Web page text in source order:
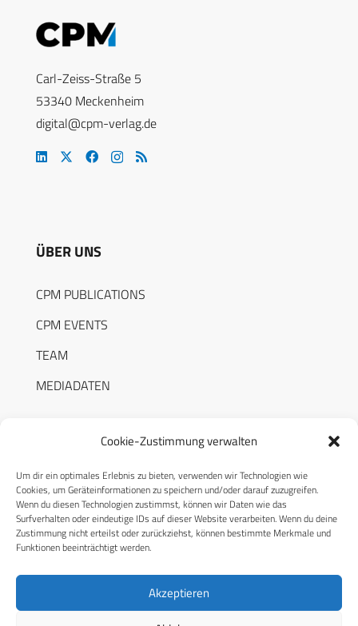
Cookie-Zustimmung verwalten
Um dir ein optimales Erlebnis zu bieten, verwenden wir Technologien wie
Cookies, um Geräteinformationen zu speichern und/oder darauf zuzugreifen.
Wenn du diesen Technologien zustimmst, können wir Daten wie das
Surfverhalten oder eindeutige IDs auf dieser Website verarbeiten. Wenn du deine
Zustimmung nicht erteilst oder zurückziehst, können bestimmte Merkmale und
Funktionen beeinträchtigt werden.
Akzeptieren
Carl-Zeiss-Straße 5
53340 Meckenheim
digital@cpm-verlag.de
ÜBER UNS
CPM PUBLICATIONS
CPM EVENTS
TEAM
MEDIADATEN
RECHTLICHES
Datenschutzerklärung
Cookie-Richtlinie (EU)